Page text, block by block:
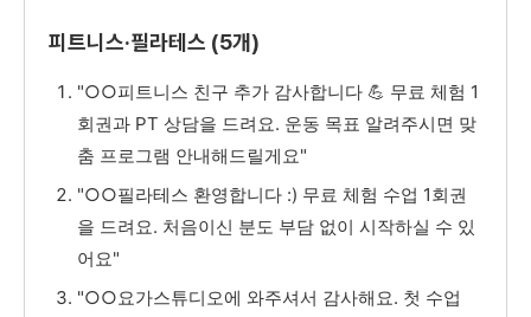
피트니스·필라테스 (5개)
"○○피트니스 친구 추가 감사합니다 💪 무료 체험 1
회권과 PT 상담을 드려요. 운동 목표 알려주시면 맞
춤 프로그램 안내해드릴게요"
"○○필라테스 환영합니다 :) 무료 체험 수업 1회권
을 드려요. 처음이신 분도 부담 없이 시작하실 수 있
어요"
"○○요가스튜디오에 와주셔서 감사해요. 첫 수업